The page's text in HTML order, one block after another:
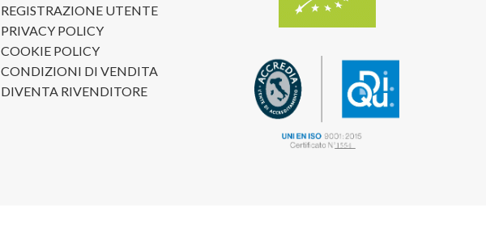
REGISTRAZIONE UTENTE
PRIVACY POLICY
COOKIE POLICY
CONDIZIONI DI VENDITA
DIVENTA RIVENDITORE